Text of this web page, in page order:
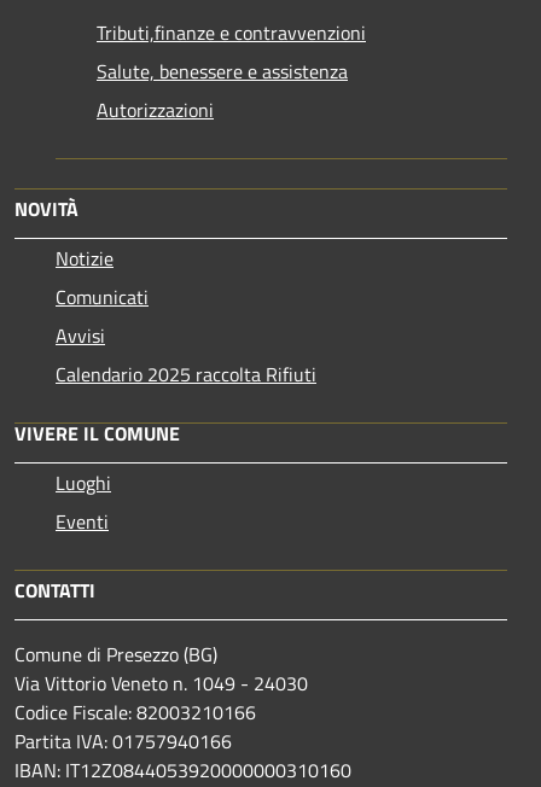
Tributi,finanze e contravvenzioni
Salute, benessere e assistenza
Autorizzazioni
NOVITÀ
Notizie
Comunicati
Avvisi
Calendario 2025 raccolta Rifiuti
VIVERE IL COMUNE
Luoghi
Eventi
CONTATTI
Comune di Presezzo (BG)
Via Vittorio Veneto n. 1049 - 24030
Codice Fiscale: 82003210166
Partita IVA: 01757940166
IBAN: IT12Z0844053920000000310160